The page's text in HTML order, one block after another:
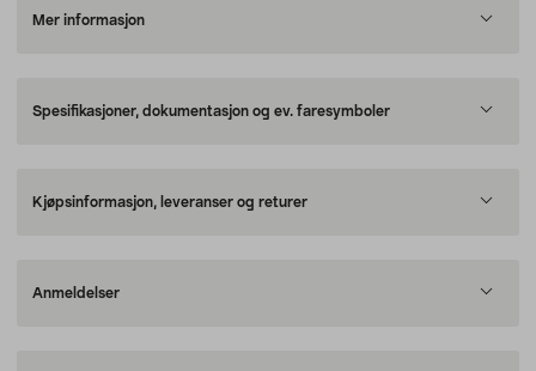
Mer informasjon
Spesifikasjoner, dokumentasjon og ev. faresymboler
Kjøpsinformasjon, leveranser og returer
Anmeldelser